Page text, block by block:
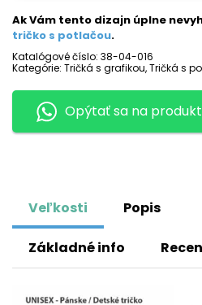
Ak Vám tento dizajn úplne
tričko s potlačou.
Katalógové číslo: 38-04-016
Kategórie: Tričká s grafikou,Tričká s
Opýtať sa na produkt
Veľkosti Popis
Základné info